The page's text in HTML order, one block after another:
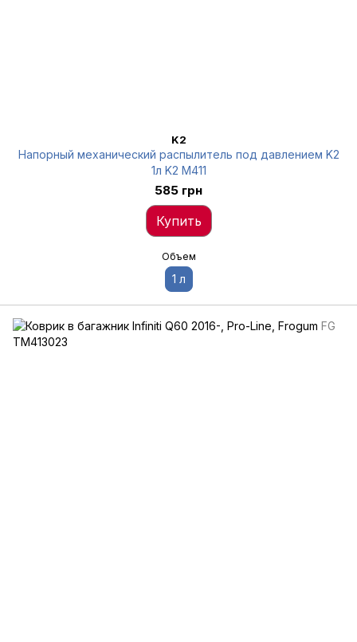
K2
Напорный механический распылитель под давлением K2
1л K2 M411
585 грн
Купить
Объем
1 л